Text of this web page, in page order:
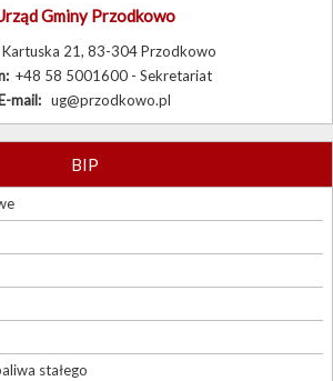
Gminy Przodkowo
Kartuska 21, 83-304 Przodkowo
+48 58 5001600 - Sekretariat
E-mail: ug@przodkowo.pl
BIP
stałego